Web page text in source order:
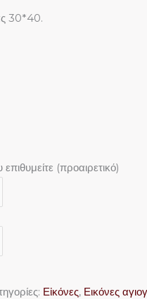
30*40.
(προαιρετικό)
Εἰκόνες, Εικόνες